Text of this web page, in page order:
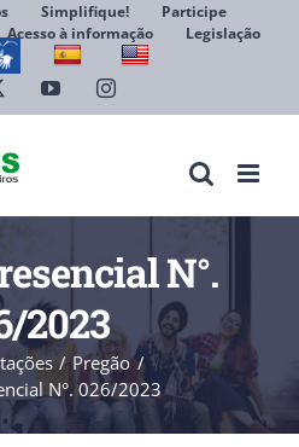
Simplifique!
Participe
Acesso à informação
Legislação
YouTubeInstagram
N°.
2023
Pregão
N°. 026/2023